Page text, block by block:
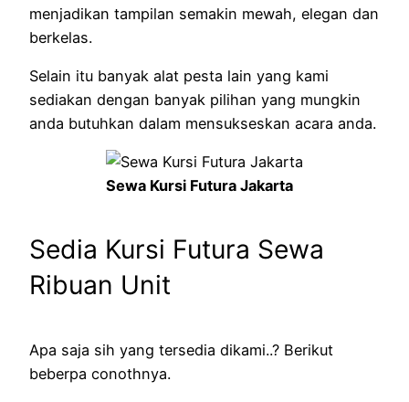
menjadikan tampilan semakin mewah, elegan dan
berkelas.
Selain itu banyak alat pesta lain yang kami
sediakan dengan banyak pilihan yang mungkin
anda butuhkan dalam mensukseskan acara anda.
Sewa Kursi Futura Jakarta
Sedia Kursi Futura Sewa
Ribuan Unit
Apa saja sih yang tersedia dikami..? Berikut
beberpa conothnya.